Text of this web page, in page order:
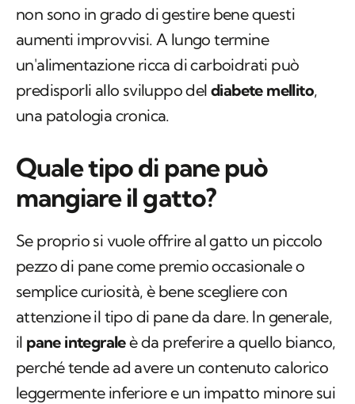
non sono in grado di gestire bene questi
aumenti improvvisi. A lungo termine
un'alimentazione ricca di carboidrati può
predisporli allo sviluppo del diabete mellito,
una patologia cronica.
Quale tipo di pane può
mangiare il gatto?
Se proprio si vuole offrire al gatto un piccolo
pezzo di pane come premio occasionale o
semplice curiosità, è bene scegliere con
attenzione il tipo di pane da dare. In generale,
il pane integraleè da preferire a quello bianco,
perché tende ad avere un contenuto calorico
leggermente inferiore e un impatto minore sui